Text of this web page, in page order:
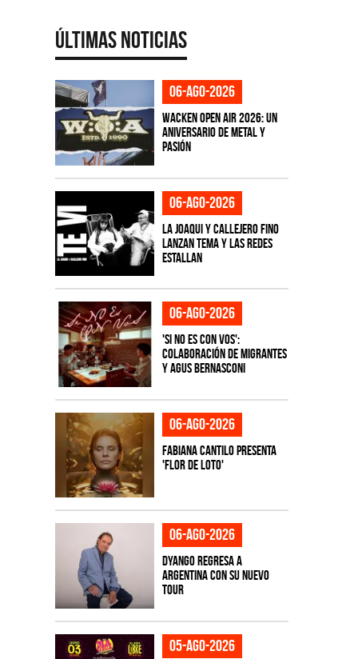
Últimas Noticias
06-ago-2026
Wacken Open Air 2026: Un
aniversario de metal y
pasión
06-ago-2026
La Joaqui y Callejero Fino
lanzan tema y las redes
estallan
06-ago-2026
'Si No Es Con Vos':
colaboración de Migrantes
y Agus Bernasconi
06-ago-2026
Fabiana Cantilo presenta
'Flor de Loto'
06-ago-2026
Dyango regresa a
Argentina con su nuevo
tour
05-ago-2026